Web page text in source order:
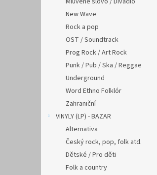
New Wave
Rock a pop
OST / Soundtrack
Prog Rock / Art Rock
Punk / Pub / Ska / Reggae
Underground
Word Ethno Folklór
Zahraniční
VINYLY (LP) - BAZAR
Alternativa
Český rock, pop, folk atd.
Dětské / Pro děti
Folk a country